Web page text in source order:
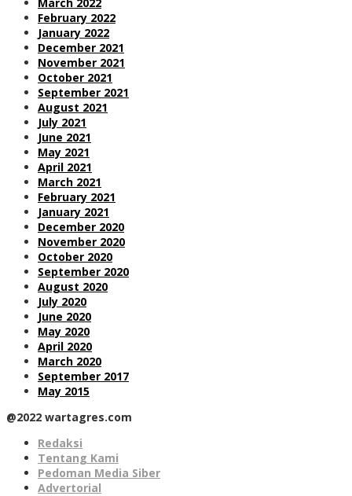
February 2022
January 2022
December 2021
November 2021
October 2021
September 2021
August 2021
July 2021
June 2021
May 2021
April 2021
March 2021
February 2021
January 2021
December 2020
November 2020
October 2020
September 2020
August 2020
July 2020
June 2020
May 2020
April 2020
March 2020
September 2017
May 2015
@2022 wartagres.com
Redaksi
Tentang Kami
Pedoman Media Siber
Advertorial